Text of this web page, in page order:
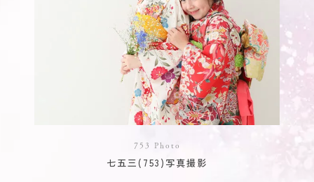
753 Photo
七五三(753)写真撮影